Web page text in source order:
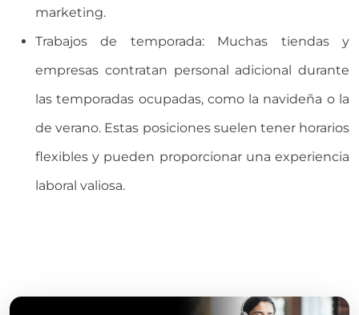
marketing.
Trabajos de temporada: Muchas tiendas y
empresas contratan personal adicional durante
las temporadas ocupadas, como la navideña o la
de verano. Estas posiciones suelen tener horarios
flexibles y pueden proporcionar una experiencia
laboral valiosa.